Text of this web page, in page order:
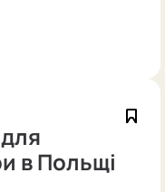
в Польщі